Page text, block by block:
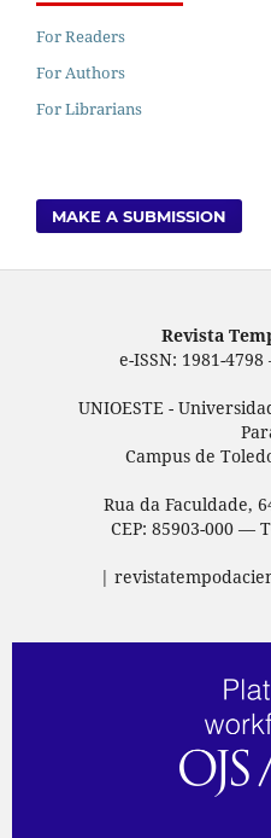
For Readers
For Authors
For Librarians
MAKE A SUBMISSION
Revista
e-ISSN: 1981-
UNIOESTE -
Campus de
Rua da Faculdade,
CEP: 85903-000 —
|